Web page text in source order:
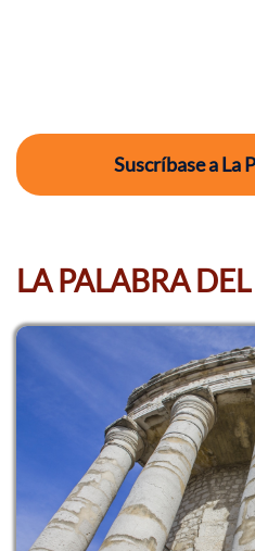
Suscríbase a La
LA PALABRA